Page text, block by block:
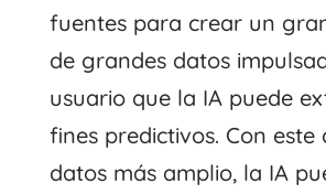
fuentes para crear un
de grandes datos
usuario que la IA puede
fines predictivos. Con
datos más amplio, la IA